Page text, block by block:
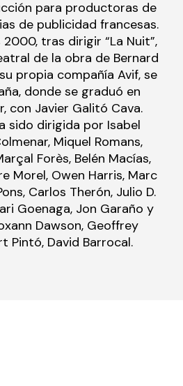
para productoras de
de publicidad francesas.
tras dirigir “La Nuit”,
de la obra de Bernard
propia compañía Avif, se
donde se graduó en
con Javier Galitó Cava.
sido dirigida por Isabel
Miquel Romans,
Forès, Belén Macías,
Morel, Owen Harris, Marc
Carlos Therón, Julio D.
Goenaga, Jon Garaño y
Dawson, Geoffrey
Pintó, David Barrocal.